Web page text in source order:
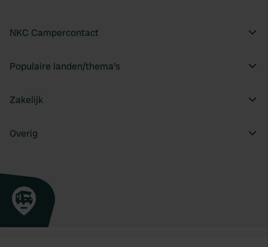
NKC Campercontact
Populaire landen/thema's
Zakelijk
Overig